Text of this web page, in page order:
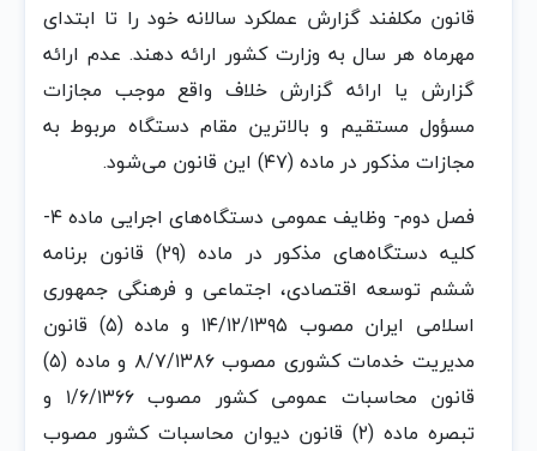
قانون‌ مکلفند گزارش‌ عملکرد سالانه‌ خود را تا ابتدای
مهرماه‌ هر سال‌ به‌ وزارت‌ کشور ارائه‌ دهند. عدم‌ ارائه‌
گزارش‌ یا ارائه‌ گزارش‌ خلاف‌ واقع‌ موجب‌ مجازات‌
مسؤول‌ مستقیم‌ و بالاترین‌ مقام‌ دستگاه‌ مربوط‌ به‌
مجازات‌ مذکور در ماده‌ (۴٧) این‌ قانون‌ می‌شود.
فصل‌ دوم‌- وظایف‌ عمومی‌ دستگاه‌های اجرایی ماده‌ ۴-
کلیه‌ دستگاه‌های مذکور در ماده‌ (٢٩) قانون‌ برنامه‌
ششم‌ توسعه‌ اقتصادی، اجتماعی‌ و فرهنگی‌ جمهوری
اسلامی‌ ایران‌ مصوب‌ ١۴/١٢/١٣٩۵ و ماده‌ (۵) قانون‌
مدیریت‌ خدمات‌ کشوری مصوب‌ ٨/٧/١٣٨۶ و ماده‌ (۵)
قانون‌ محاسبات‌ عمومی‌ کشور مصوب‌ ١/۶/١٣۶۶ و
تبصره‌ ماده‌ (٢) قانون‌ دیوان‌ محاسبات‌ کشور مصوب‌